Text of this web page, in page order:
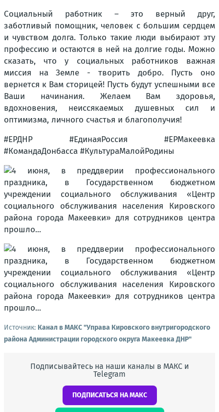
Социальный работник – это верный друг,
заботливый помощник, человек с большим сердцем
и чувством долга. Только такие люди выбирают эту
профессию и остаются в ней на долгие годы. Можно
сказать, что у социальных работников важная
миссия на Земле - творить добро. Пусть оно
вернется к Вам сторицей! Пусть будут успешными все
Ваши начинания. Желаем Вам здоровья,
вдохновения, неиссякаемых душевных сил и
оптимизма, личного счастья и благополучия!
#ЕРДНР #ЕдинаяРоссия #ЕРМакеевка
#КомандаДонбасса #КультураМалойРодины
Источник: Канал в МАКС "Управа Кировского внутригородского
района Администрации городского округа Макеевка ДНР"
Подписывайтесь на наши каналы в МАКС и
Telegram
ПОДПИСАТЬСЯ НА МАКС